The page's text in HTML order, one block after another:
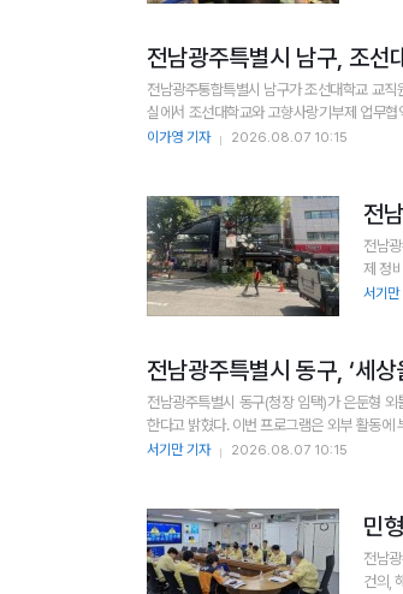
전남광주특별시 남구, 조선
전남광주통합특별시 남구가 조선대학교 교
실에서 조선대학교와 고향사랑기부제 업무협약을 체결한다고 밝혔다. 이번 협약은 지역 대표 교육기
고, 관내 주민들의 삶의 질 향상에 기여할 수
이가영 기자 2026.08.07 10:15
전
전남
서기만
전남광주특별시 동구, ‘세
전남광주특별시 동구(청장 임택)가 은둔형
한다고 밝혔다. 이번 프로그램은 외부 활동에 부담을 느끼는 은둔 이웃들이 각 가정에서 비대면으로 참여할 수 있도록 기획됐다. 참여자들은 제공받은 식재료
와 레시피로 요리를 만든 후 사회관계망서비
서기만 기자 2026.08.07 10:15
민
전남